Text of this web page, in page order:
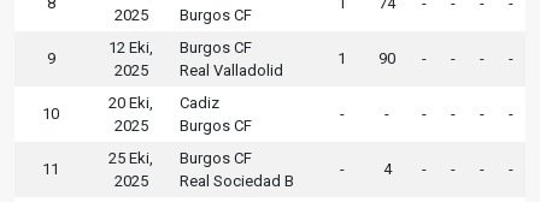
2025
Burgos CF
9
12 Eki,
2025
Burgos CF
Real Valladolid
1 90 - - - -
10
20 Eki,
2025
Cadiz
Burgos CF
- - - - - -
11
25 Eki,
2025
Burgos CF
Real Sociedad B
- 4 - - - -